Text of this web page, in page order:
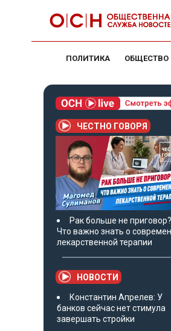
ПОЛИТИКА ОБЩЕСТВО
ЧЕСТНО ГОВОРЯ
Рак больше не приговор?
Что важно знать о
лекарственной терапии
НОВОСТИ
Константин Апрелев: У
банков сейчас нет стимула
завершать стройки